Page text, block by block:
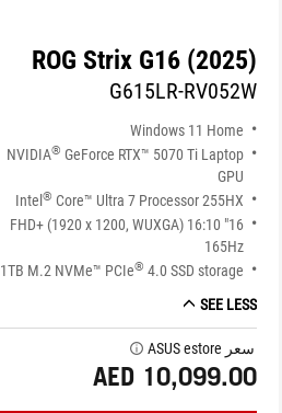
ROG Strix G16 (2025)
G615LR-RV052W
Windows 11 Home
NVIDIA® GeForce RTX™ 5070 Ti Laptop
GPU
Intel ® Core™ Ultra 7 Processor 255HX
16" FHD+ (1920 x 1200, WUXGA) 16:10
165Hz
1TB M.2 NVMe™ PCIe® 4.0 SSD storage
SEE LESS
سعر ASUS estore tooltip
AED 10,099.00